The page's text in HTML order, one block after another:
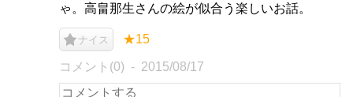
ゃ。高畠那生さんの絵が似合う楽しいお話。
ナイス ★15
コメント(0) 2015/08/17